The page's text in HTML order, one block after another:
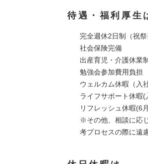
待遇・福利厚生
完全週休2日制（祝祭
社会保険完備
出産育児・介護休業
勉強会参加費用負担
ウェルカム休暇（入
ライフサポート休暇
リフレッシュ休暇(6
※その他、相談に応
考プロセスの際に遠